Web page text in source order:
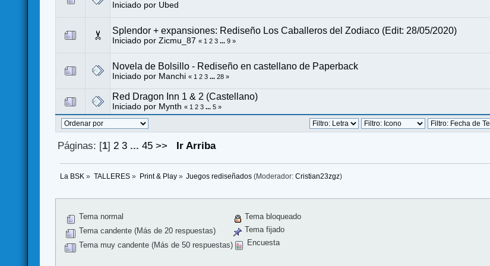
Iniciado por Ubed
Splendor + expansiones: Rediseño Los Caballeros del Zodiaco (Edit: 28/05/2020)
Iniciado porZicmu_87 « 1 2 3 ...9 »
Novela de Bolsillo - Rediseño en castellano de Paperback
Iniciado por Manchi « 1 2 3 ...28 »
Red Dragon Inn 1 & 2 (Castellano)
Iniciado por Mynth « 1 2 3 ...5 »
Páginas: [1] 2 3 ... 45 >> Ir Arriba
La BSK » TALLERES» Print & Play» Juegos rediseñados (Moderador:Cristian23zgz)
Tema normal
Tema candente (Más de 20 respuestas)
Tema muy candente (Más de 50 respuestas)
Tema bloqueado
Tema fijado
Encuesta